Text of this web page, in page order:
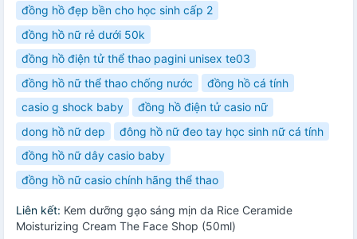
đồng hồ đẹp bền cho học sinh cấp 2
đồng hồ nữ rẻ dưới 50k
đồng hồ điện tử thể thao pagini unisex te03
đồng hồ nữ thể thao chống nước
đồng hồ cá tính
casio g shock baby
đồng hồ điện tử casio nữ
dong hồ nữ dep
đông hồ nữ đeo tay học sinh nữ cá tính
đồng hồ nữ dây casio baby
đồng hồ nữ casio chính hãng thể thao
Liên kết: Kem dưỡng gạo sáng mịn da Rice Ceramide
Moisturizing Cream The Face Shop (50ml)